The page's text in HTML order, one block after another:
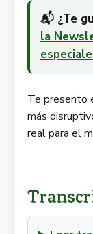
📬 ¿Te
la
Te presento
más
real para el